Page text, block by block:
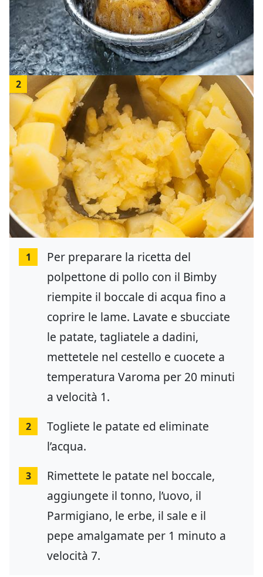
2
1
Per preparare la ricetta del
polpettone di pollo con il Bimby
riempite il boccale di acqua fino a
coprire le lame. Lavate e sbucciate
le patate, tagliatele a dadini,
mettetele nel cestello e cuocete a
temperatura Varoma per 20 minuti
a velocità 1.
2
Togliete le patate ed eliminate
l’acqua.
3
Rimettete le patate nel boccale,
aggiungete il tonno, l’uovo, il
Parmigiano, le erbe, il sale e il
pepe amalgamate per 1 minuto a
velocità 7.